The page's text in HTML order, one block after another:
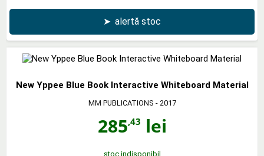
➤ alertă stoc
New Yppee Blue Book Interactive Whiteboard Material
MM PUBLICATIONS - 2017
285,43 lei
stoc indisponibil